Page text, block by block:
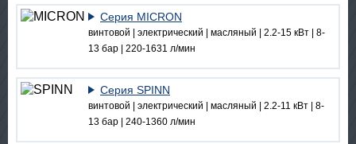
Серия MICRON
винтовой | электрический | масляный | 2.2-15 кВт | 8-
13 бар | 220-1631 л/мин
Серия SPINN
винтовой | электрический | масляный | 2.2-11 кВт | 8-
13 бар | 240-1360 л/мин